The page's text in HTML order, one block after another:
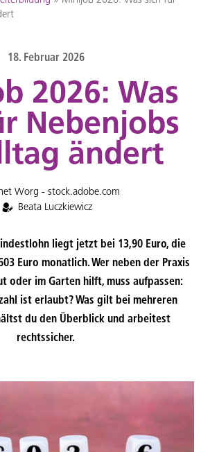
18. Februar 2026
2026: Was
Nebenjobs
ändert
Worg - stock.adobe.com
Beata Luczkiewicz
liegt jetzt bei 13,90 Euro, die
Euro monatlich. Wer neben der Praxis
oder im Garten hilft, muss aufpassen:
ist erlaubt? Was gilt bei mehreren
du den Überblick und arbeitest
rechtssicher.